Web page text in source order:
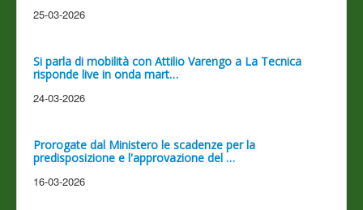
25-03-2026
Si parla di mobilità con Attilio Varengo a La Tecnica
risponde live in onda mart…
24-03-2026
Prorogate dal Ministero le scadenze per la
predisposizione e l'approvazione del …
16-03-2026